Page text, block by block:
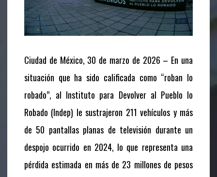
Ciudad de México, 30 de marzo de 2026 – En una
situación que ha sido calificada como “roban lo
robado”, al Instituto para Devolver al Pueblo lo
Robado (Indep) le sustrajeron 211 vehículos y más
de 50 pantallas planas de televisión durante un
despojo ocurrido en 2024, lo que representa una
pérdida estimada en más de 23 millones de pesos